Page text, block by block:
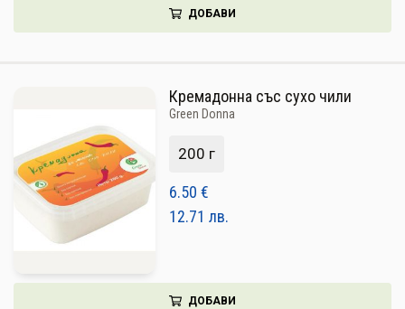
ДОБАВИ
Кремадонна със сухо чили
Green Donna
200 г
6.50 €
12.71 лв.
ДОБАВИ